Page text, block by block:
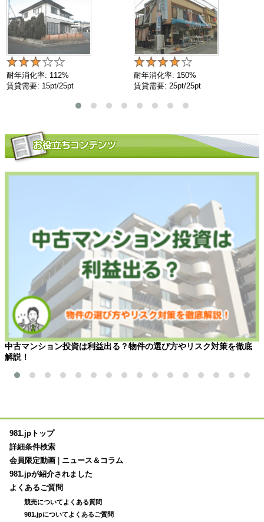
耐年消化率: 112%
賃貸需要: 15pt/25pt
耐年消化率: 150%
賃貸需要: 25pt/25pt
中古マンション投資は利益出る？物件の選び方やリスク対策を徹底
解説！
981.jpトップ
詳細条件検索
会員限定動画
ニュース＆コラム
981.jpが紹介されました
よくあるご質問
競売についてよくある質問
981.jpについてよくあるご質問